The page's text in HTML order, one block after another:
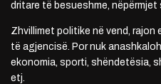
dritare të besueshme,
Zhvillimet politike në vend, rajon
të agjencisë. Por nuk
ekonomia, sporti, shëndetësia,
etj.